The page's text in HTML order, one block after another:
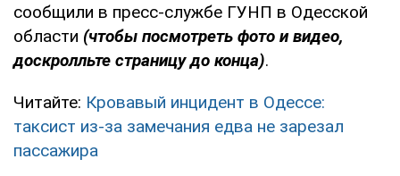
сообщили в пресс-службе ГУНП в Одесской
области (чтобы посмотреть фото и видео,
доскролльте страницу до конца).
Читайте: Кровавый инцидент в Одессе:
таксист из-за замечания едва не зарезал
пассажира